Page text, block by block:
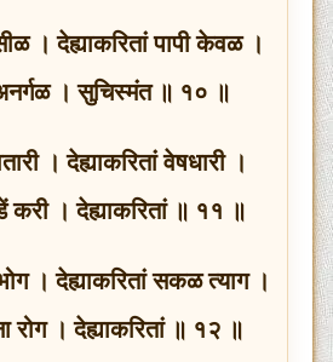
। देह्याकरितां पापी केवळ ।
अनर्गळ । सुचिस्मंत ॥ १० ॥
। देह्याकरितां वेषधारी ।
करी । देह्याकरितां ॥ ११ ॥
। देह्याकरितां सकळ त्याग ।
रोग । देह्याकरितां ॥ १२ ॥